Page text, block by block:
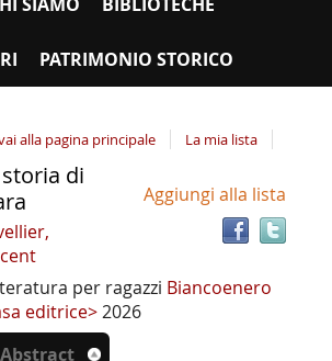
PATRIMONIO STORICO
alla pagina principale La mia lista
Aggiungi alla lista
storia di
per ragazzi Biancoenero
editrice>2026
Abstract